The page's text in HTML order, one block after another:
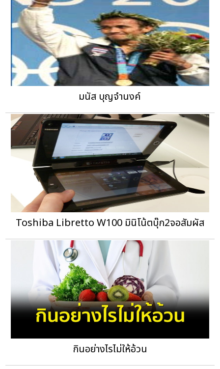
มนัส บุญจำนงค์
Toshiba Libretto W100 มินิโน้ตบุ๊ก2จอสัมผัส
กินอย่างไรไม่ให้อ้วน